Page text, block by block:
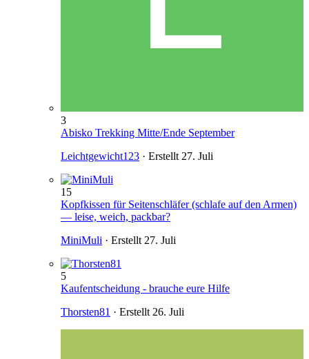
3
Abisko Trekking Mitte/Ende September
Leichtgewicht123 · Erstellt 27. Juli
15
Kopfkissen für Seitenschläfer (schlafe auf den Armen)
— leise, weich, packbar?
MiniMuli · Erstellt 27. Juli
5
Kaufentscheidung - brauche eure Hilfe
Thorsten81 · Erstellt 26. Juli